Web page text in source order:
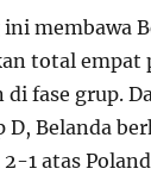
membawa
total empat
fase grup.
D, Belanda
1 atas